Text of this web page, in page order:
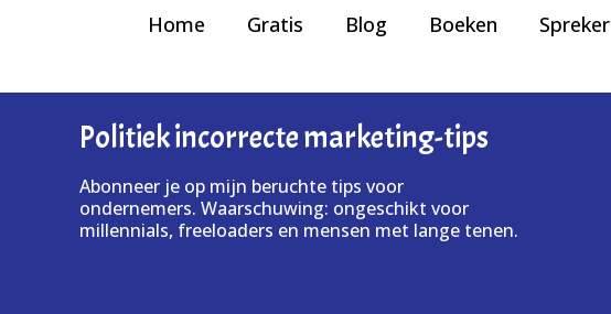
Home Gratis Blog Boeken Spreker
Politiek incorrecte marketing-tips
Abonneer je op mijn beruchte tips voor
ondernemers. Waarschuwing: ongeschikt voor
millennials, freeloaders en mensen met lange tenen.